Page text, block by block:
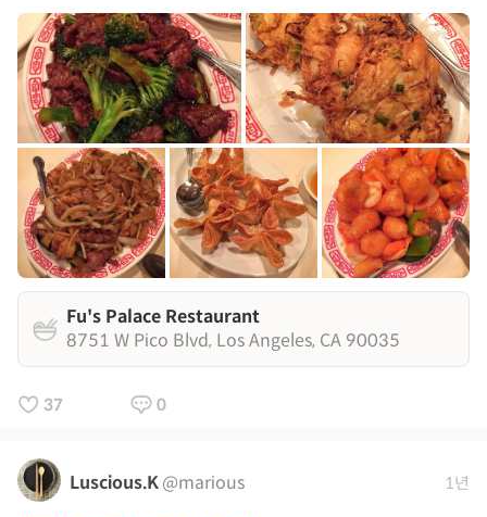
Fu's Palace Restaurant
8751 W Pico Blvd, Los Angeles, CA 90035
37 0
Luscious.K@marious 1년